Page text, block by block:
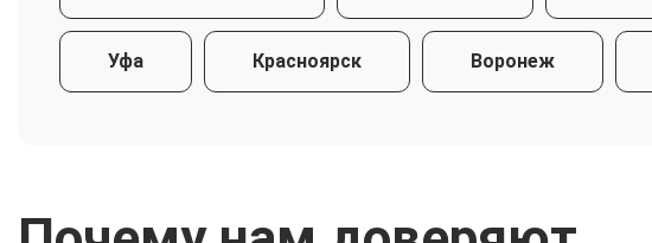
Уфа Красноярск Воронеж